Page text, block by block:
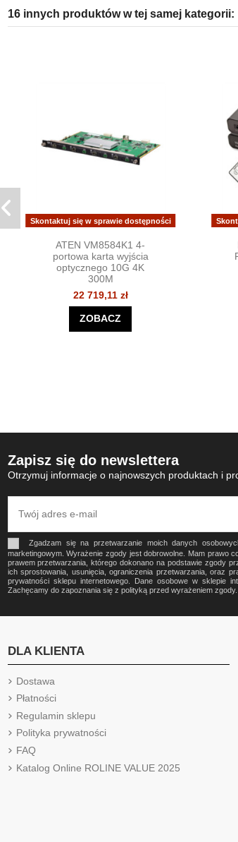
16 innych produktów w tej samej kategorii:
Skontaktuj się w sprawie dostępności
ATEN VM8584K1 4-
portowa karta wyjścia
optycznego 10G 4K
300M
22 719,11 zł
ZOBACZ
Zapisz się do newslettera
Otrzymuj informacje o najnowszych produktach i
Zgadzam się na przetwarzanie moich danych
marketingowym. Wyrażenie zgody jest dobrowolne. Mam prawo
prawem przetwarzania, którego dokonano na podstawie zgody
ich sprostowania, usunięcia, ograniczenia przetwarzania, oraz
prywatności sklepu internetowego. Dane osobowe w sklepie
Zachęcamy do zapoznania się z polityką przed wyrażeniem zgody.
DLA KLIENTA
Dostawa
Płatności
Regulamin sklepu
Polityka prywatności
FAQ
Katalog Online ROLINE VALUE 2025